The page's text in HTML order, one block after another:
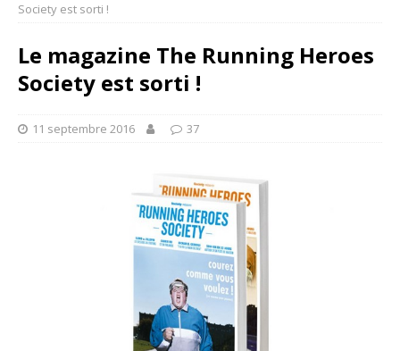
Society est sorti !
Le magazine The Running Heroes
Society est sorti !
11 septembre 2016 37